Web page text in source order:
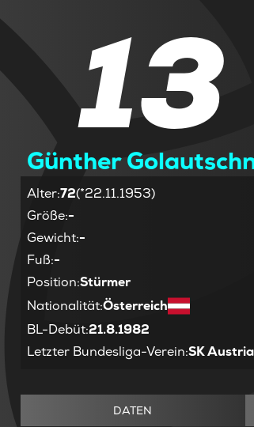
13
Günther
Alter:72(*22.11.1953)
Größe:-
Gewicht:-
Fuß:-
Position:Stürmer
Nationalität:Österreich
BL-Debüt:21.8.1982
Letzter Bundesliga-Verein:SK
DATEN